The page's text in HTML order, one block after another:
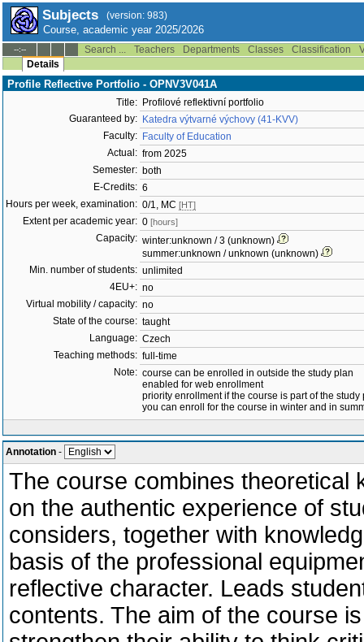
Subjects (version: 983)
Course, academic year 2025/2026
--:-- Search ... Teachers Departments Classes Classification
Details
Profile Reflective Portfolio - OPNV3V041A
Title: Profilové reflektivní portfolio
Guaranteed by: Katedra výtvarné výchovy (41-KVV)
Faculty: Faculty of Education
Actual: from 2025
Semester: both
E-Credits: 6
Hours per week, examination: 0/1, MC [HT]
Extent per academic year: 0 [hours]
Capacity: winter:unknown / 3 (unknown)
summer:unknown / unknown (unknown)
Min. number of students: unlimited
4EU+: no
Virtual mobility / capacity: no
State of the course: taught
Language: Czech
Teaching methods: full-time
Note: course can be enrolled in outside the study plan
enabled for web enrollment
priority enrollment if the course is part of the study
you can enroll for the course in winter and in
Annotation -
The course combines theoretical
on the authentic experience of
considers, together with
basis of the professional
reflective character. Leads
contents. The aim of the course